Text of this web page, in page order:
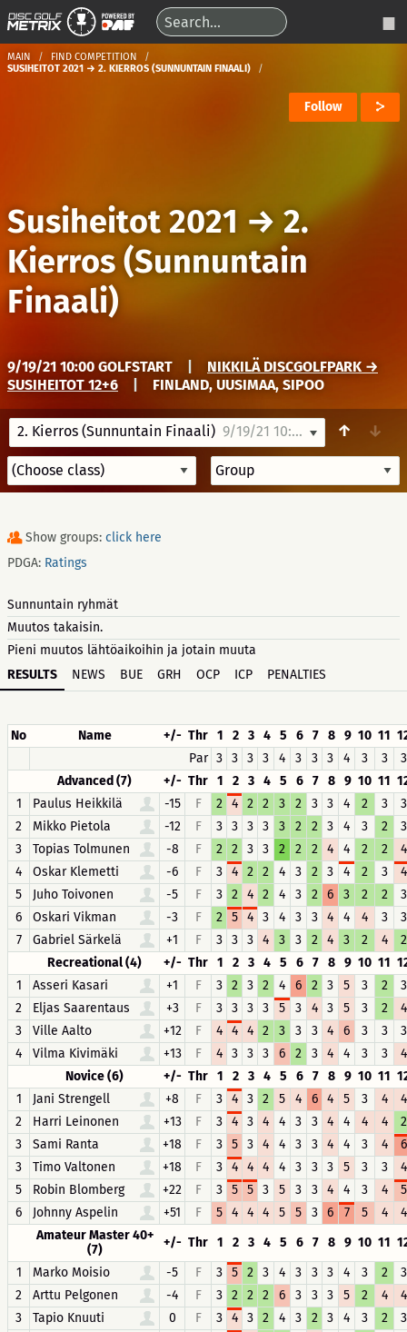
MAIN
FIND COMPETITION
SUSIHEITOT 2021 → 2. KIERROS (SUNNUNTAIN FINAALI)
Follow
Susiheitot 2021 → 2.
Kierros (Sunnuntain
Finaali)
9/19/21 10:00 GOLFSTART
NIKKILÄ DISCGOLFPARK →
SUSIHEITOT 12+6
FINLAND, UUSIMAA, SIPOO
2. Kierros (Sunnuntain Finaali) 9/19/21 10:00 ↑ ↓
Show groups: click here
PDGA: Ratings
Sunnuntain ryhmät
Muutos takaisin.
Pieni muutos lähtöaikoihin ja jotain muuta
RESULTS
NEWS BUE GRH OCP ICP PENALTIES
No Name +/- Thr 1 2 3 4 5 6 7 8 9 10 11
Par 3 3 3 3 4 3 3 3 4 3 3
3
Advanced (7)
+/- Thr 1 2 3 4 5 6 7 8 9 10 11
1
Paulus Heikkilä -15 F 2 4 2 2 3 2 3 3 4 2 3
3
2
Mikko Pietola -12 F 3 3 3 3 3 2 2 3 4 3 2
3
3
Topias Tolmunen -8 F 2 2 3 3 2 2 2 4 4 2 2
4
4
Oskar Klemetti -6 F 3 4 2 2 4 3 2 3 4 2 3
4
5
Juho Toivonen -5 F 3 2 4 2 4 3 2 6 3 2 2
3
6
Oskari Vikman -3 F 2 5 4 3 4 3 3 4 4 4 3
3
7
Gabriel Särkelä +1 F 3 3 3 4 3 3 2 4 3 2 4
2
Recreational (4)
+/- Thr 1 2 3 4 5 6 7 8 9 10 11
1
Asseri Kasari +1 F 3 2 3 2 4 6 2 3 5 3 2
3
2
Eljas Saarentaus +3 F 3 3 3 3 5 3 4 3 5 3 2
4
3
Ville Aalto +12 F 4 4 4 2 3 3 3 4 6 3 3
3
4
Vilma Kivimäki +13 F 4 3 3 3 6 2 3 4 4 3 3
4
Novice (6)
+/- Thr 1 2 3 4 5 6 7 8 9 10 11
1
Jani Strengell +8 F 3 4 3 2 5 4 6 4 5 3 4
4
2
Harri Leinonen +13 F 3 4 3 4 4 3 3 4 4 4 4
2
3
Sami Ranta +18 F 3 5 3 4 4 3 3 4 4 3 4
6
3
Timo Valtonen +18 F 3 4 4 4 4 3 3 3 5 3 3
4
5
Robin Blomberg +22 F 3 5 5 3 5 3 3 4 4 3 4
5
6
Johnny Aspelin +51 F 5 4 4 4 5 5 3 6 7 5 4
4
Amateur Master 40+
(7)
+/- Thr 1 2 3 4 5 6 7 8 9 10 11
1
Marko Moisio -5 F 3 5 2 3 4 3 3 3 4 3 2
3
2
Arttu Pelgonen -4 F 3 2 2 2 6 3 3 3 5 2 4
4
3
Tapio Knuuti 0 F 3 4 3 2 4 3 2 3 4 3 2
3